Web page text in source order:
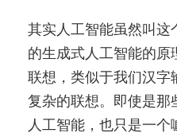
其实人工智能虽然叫这
的生成式人工智能的
联想，类似于我们汉字
复杂的联想。即使是那
人工智能，也只是一